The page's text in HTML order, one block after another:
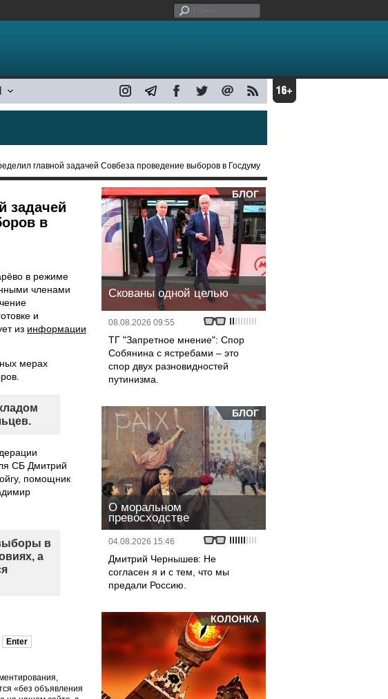
главной задачей Совбеза проведение выборов в Госдуму
задачей
в
в режиме
членами
и
из информации
мерах
СБ Дмитрий
помощник
в
а
Enter
«без объявления
БЛОГ
Скованы одной целью
08.08.2026 09:55
ТГ "Запретное мнение": Спор
Собянина с ястребами – это
спор двух разновидностей
путинизма.
БЛОГ
О моральном
превосходстве
04.08.2026 15:46
Дмитрий Чернышев: Не
согласен я и с тем, что мы
предали Россию.
КОЛОНКА